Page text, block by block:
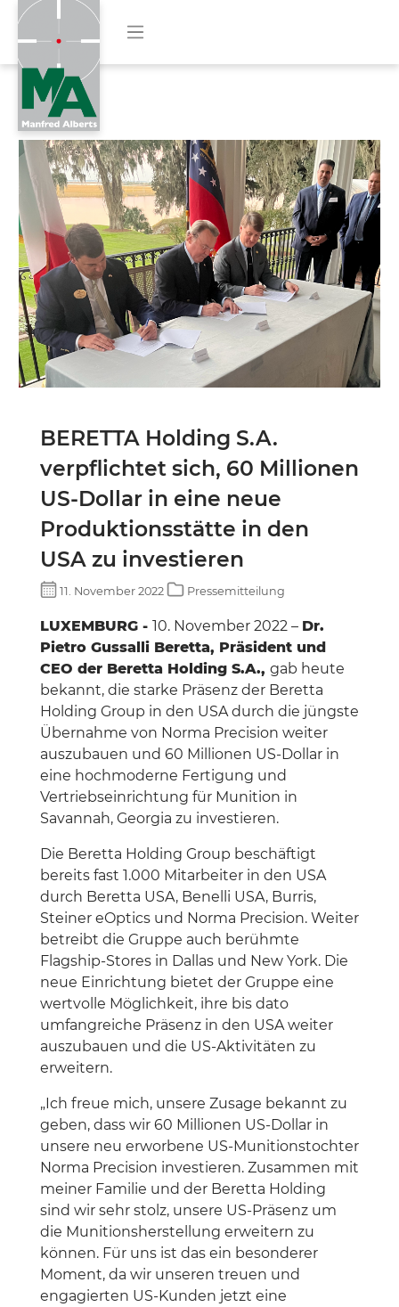
BERETTA Holding S.A.
verpflichtet sich, 60 Millionen
US-Dollar in eine neue
Produktionsstätte in den
USA zu investieren
11. November 2022 Pressemitteilung
LUXEMBURG - 10. November 2022 – Dr.
Pietro Gussalli Beretta, Präsident und
CEO der Beretta Holding S.A., gab heute
bekannt, die starke Präsenz der Beretta
Holding Group in den USA durch die jüngste
Übernahme von Norma Precision weiter
auszubauen und 60 Millionen US-Dollar in
eine hochmoderne Fertigung und
Vertriebseinrichtung für Munition in
Savannah, Georgia zu investieren.
Die Beretta Holding Group beschäftigt
bereits fast 1.000 Mitarbeiter in den USA
durch Beretta USA, Benelli USA, Burris,
Steiner eOptics und Norma Precision. Weiter
betreibt die Gruppe auch berühmte
Flagship-Stores in Dallas und New York. Die
neue Einrichtung bietet der Gruppe eine
wertvolle Möglichkeit, ihre bis dato
umfangreiche Präsenz in den USA weiter
auszubauen und die US-Aktivitäten zu
erweitern.
„Ich freue mich, unsere Zusage bekannt zu
geben, dass wir 60 Millionen US-Dollar in
unsere neu erworbene US-Munitionstochter
Norma Precision investieren. Zusammen mit
meiner Familie und der Beretta Holding
sind wir sehr stolz, unsere US-Präsenz um
die Munitionsherstellung erweitern zu
können. Für uns ist das ein besonderer
Moment, da wir unseren treuen und
engagierten US-Kunden jetzt eine